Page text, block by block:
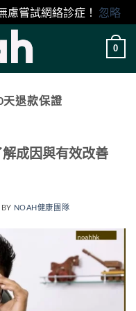
慮嘗試網絡診症！ 忽略
0
天退款保證
成因與有效改善
BY NOAH健康團隊